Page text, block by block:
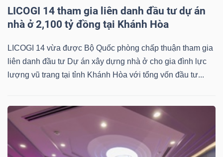
LICOGI 14 tham gia liên danh đầu tư dự án
nhà ở 2,100 tỷ đồng tại Khánh Hòa
LICOGI 14 vừa được Bộ Quốc phòng chấp thuận tham gia
liên danh đầu tư Dự án xây dựng nhà ở cho gia đình lực
lượng vũ trang tại tỉnh Khánh Hòa với tổng vốn đầu tư...